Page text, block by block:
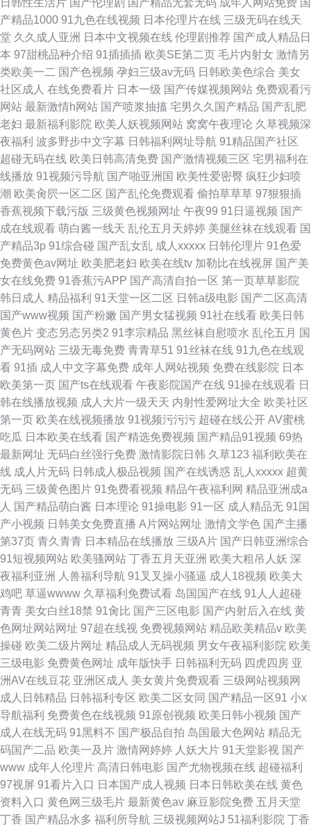
日韩性生活片 国产伦理剧 国产精品无套无码 成年人网站免费 国
产精品1000 91九色在线视频 日本伦理片在线 三级无码在线天
堂 久久成人亚洲 日本中文视频在线 伦理剧推荐 国产成人精品日
本 97甜桃品种介绍 91插插插 欧美SE第二页 毛片内射女 激情另
类欧美一二 国产色视频 孕妇三级av无码 日韩欧美色综合 美女
社区成人 在线免费看片 日本一级 国产传媒视频网站 免费观看污
网站 最新激情h网站 国产喷浆抽搐 宅男久久国产精品 国产乱肥
老妇 最新福利影院 欧美人妖视频网站 窝窝午夜理论 久草视频深
夜福利 波多野步中文字幕 日韩福利网址导航 91精品国产社区
超碰无码在线 欧美日韩高清免费 国产激情视频三区 宅男福利在
线播放 91视频污导航 国产啪亚洲国 欧美性爱密臀 疯狂少妇喷
潮 欧美肏屄一区二区 国产乱伦免费观看 偷拍草草草 97狠狠插
香蕉视频下载污版 三级黄色视频网址 午夜99 91日逼视频 国产
成在线观看 萌白酱一线天 乱伦五月天婷婷 美腿丝袜在线观看 国
产精品3p 91综合碰 国产乱女乱 成人xxxxx 日韩伦理片 91色爱
免费黄色av网址 欧美肥老妇 欧美在线tv 加勒比在线视屏 国产美
女在线免费 91香蕉污APP 国产高清自拍一区 第一页草草影院
韩日成人 精品福利 91天堂一区二区 日韩a级电影 国产二区高清
国产www视频 国产粉嫩 国产男女猛视频 91社在线看 欧美日韩
黄色片 变态另态另类2 91李宗精品 黑丝袜自慰喷水 乱伦五月 国
产无码网站 三级无毒免费 青青草51 91丝袜在线 91九色在线观
看 91插 成人中文字幕免费 成年人网站视频 免费在线影院 日本
欧美第一页 国产ts在线观看 午夜影院国产在线 91操在线观看 日
韩在线播放视频 成人大片一级天天 内射性爱网址大全 欧美社区
第一页 欧美在线视频播放 91视频污污污 超碰在线公开 AV蜜桃
吃瓜 日本欧美在线看 国产精选免费视频 国产精品91视频 69热
最新网址 无码白丝强行免费 激情影院日韩 久草123 福利欧美在
线 成人片无码 日韩成人极品视频 国产在线诱惑 乱人xxxxx 超黄
无码 三级黄色图片 91免费看视频 精品午夜福利网 精品亚洲成a
人 国产精品萌白酱 日本理论 91操电影 91一区 成人精品无 91国
产小视频 日韩美女免费直播 A片网站网址 激情文学色 国产主播
第37页 青久青青 日本精品在线播放 三级A片 国产日韩亚洲综合
91短视频网站 欧美骚网站 丁香五月天亚洲 欧美大粗吊人妖 深
夜福利亚洲
人兽福利导航 91叉叉操小骚逼 成人18视频 欧美大
鸡吧 草逼wwww 久草福利免费试看 岛国国产在线 91人人超碰
青青 美女白丝18禁 91肏比 国产三区电影 国产内射后入在线 黄
色网址网站网址 97超在线视 免费视频网站 精品欧美精品v 欧美
操碰 欧美二级片网址 精品成人无码视频 男女午夜福利影院 欧美
三级电影 免费黄色网址 成年版快手 日韩福利无码 四虎四房 亚
洲AV在线豆花 亚洲区成人 美女黄片免费观看 三级网站视频网
成人日韩精品 日韩福利专区 欧美二区女同 国产精品一区91 小x
导航福利 免费黄色在线视频 91原创视频 欧美日韩小视频 国产
成人在线无码 91黑料不 国产极品自拍 岛国最大色网站 精品无
码国产二品 欧美一及片 激情网婷婷 人妖大片 91天堂影视 国产
www 成年人伦理片 高清日韩电影 国产尤物视频在线 超碰福利
97视屏 91看片入口 日本国产成人视频 日本日韩欧美在线 黄色
资料入口 黄色网三级毛片 最新黄色av 麻豆影院免费 五月天堂
丁香 国产精品水多 福利所导航 三级视频网站J 51福利影院 丁香